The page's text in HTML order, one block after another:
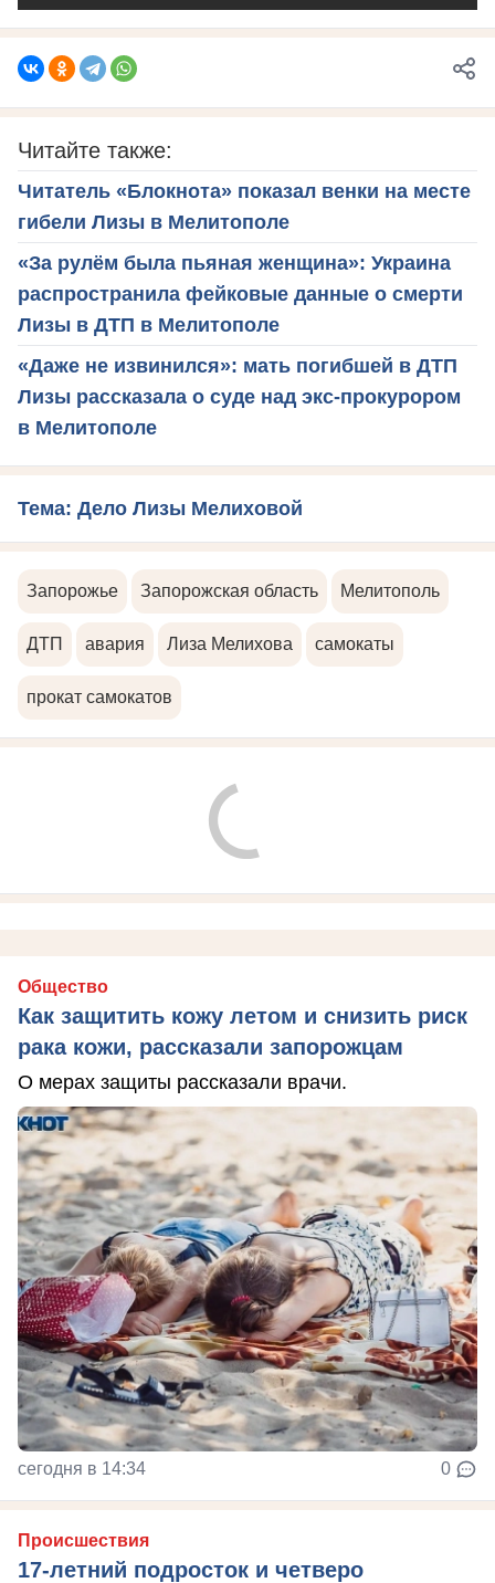
Читайте также:
Читатель «Блокнота» показал венки на месте
гибели Лизы в Мелитополе
«За рулём была пьяная женщина»: Украина
распространила фейковые данные о смерти
Лизы в ДТП в Мелитополе
«Даже не извинился»: мать погибшей в ДТП
Лизы рассказала о суде над экс-прокурором
в Мелитополе
Тема: Дело Лизы Мелиховой
Запорожье Запорожская область Мелитополь
ДТП авария Лиза Мелихова самокаты
прокат самокатов
Общество
Как защитить кожу летом и снизить риск
рака кожи, рассказали запорожцам
О мерах защиты рассказали врачи.
сегодня в 14:34 0
Происшествия
17-летний подросток и четверо